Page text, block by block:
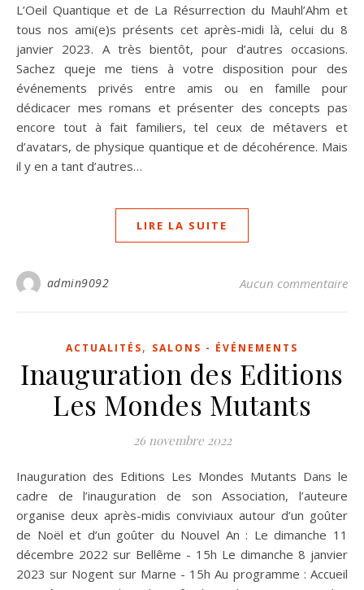
L’Oeil Quantique et de La Résurrection du Mauhl’Ahm et
tous nos ami(e)s présents cet après-midi là, celui du 8
janvier 2023. A très bientôt, pour d’autres occasions.
Sachez queje me tiens à votre disposition pour des
événements privés entre amis ou en famille pour
dédicacer mes romans et présenter des concepts pas
encore tout à fait familiers, tel ceux de métavers et
d’avatars, de physique quantique et de décohérence. Mais
il y en a tant d’autres…
LIRE LA SUITE
admin9092 Aucun commentaire
ACTUALITÉS, SALONS - ÉVÉNEMENTS
Inauguration des Editions
Les Mondes Mutants
26 novembre 2022
Inauguration des Editions Les Mondes Mutants Dans le
cadre de l’inauguration de son Association, l’auteure
organise deux après-midis conviviaux autour d’un goûter
de Noël et d’un goûter du Nouvel An : Le dimanche 11
décembre 2022 sur Bellême - 15h Le dimanche 8 janvier
2023 sur Nogent sur Marne - 15h Au programme : Accueil